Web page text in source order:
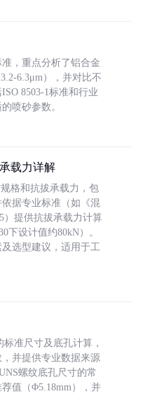
，重点分析了铝合金
6.3μm），并对比不
8503-1标准和行业
喷砂参数。
载力详解
格和抗拔承载力，包
据专业标准（如《混
）提供抗拔承载力计算
下设计值约80kN）。
选型建议，适用于工
准尺寸及底孔计算，
并提供专业数据来源
螺纹底孔尺寸的常
值（Φ5.18mm），并